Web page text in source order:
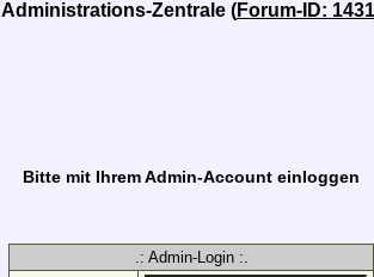
Administrations-Zentrale (Forum-ID: 1431
Bitte mit Ihrem Admin-Account einloggen
.: Admin-Login :.